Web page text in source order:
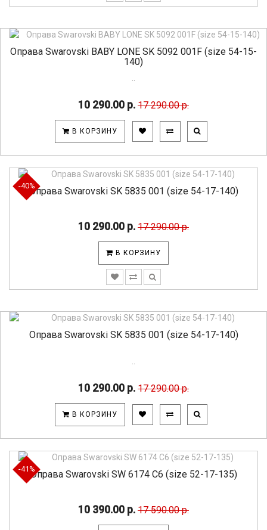
Оправа Swarovski BABY LONE SK 5092 001F (size 54-15-
140)
10 290.00 р. 17 290.00 р.
В КОРЗИНУ
-40%Оправа Swarovski SK 5835 001 (size 54-17-140)
10 290.00 р. 17 290.00 р.
В КОРЗИНУ
Оправа Swarovski SK 5835 001 (size 54-17-140)
10 290.00 р. 17 290.00 р.
В КОРЗИНУ
-41%Оправа Swarovski SW 6174 C6 (size 52-17-135)
10 390.00 р. 17 590.00 р.